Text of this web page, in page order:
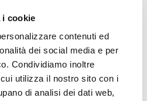
i cookie
contenuti ed
dei social media e per
Condividiamo inoltre
utilizza il nostro sito con i
di analisi dei dati web,
MI POTETE